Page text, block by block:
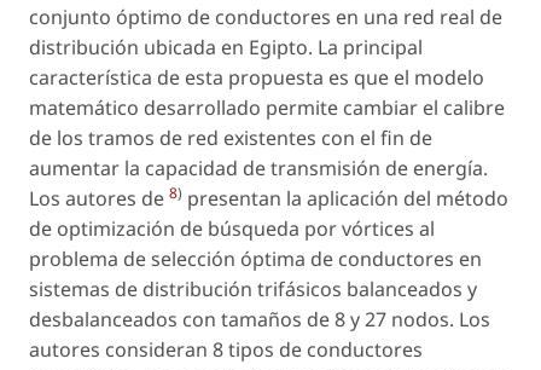
conjunto óptimo de conductores en una red real de
distribución ubicada en Egipto. La principal
característica de esta propuesta es que el modelo
matemático desarrollado permite cambiar el calibre
de los tramos de red existentes con el fin de
aumentar la capacidad de transmisión de energía.
Los autores de 8) presentan la aplicación del método
de optimización de búsqueda por vórtices al
problema de selección óptima de conductores en
sistemas de distribución trifásicos balanceados y
desbalanceados con tamaños de 8 y 27 nodos. Los
autores consideran 8 tipos de conductores